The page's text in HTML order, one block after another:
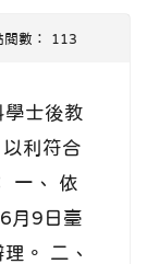
數： 113
士後教
利符合
一、 依
月9日臺
。 二、